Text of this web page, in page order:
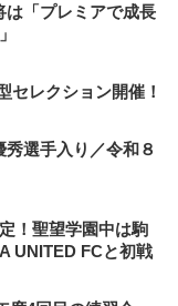
「プレミアで成長
セレクション開催！
選手入り／令和８
！聖望学園中は駒
UNITED FCと初戦